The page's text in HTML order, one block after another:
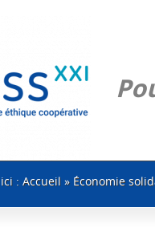
: Accueil » Économie